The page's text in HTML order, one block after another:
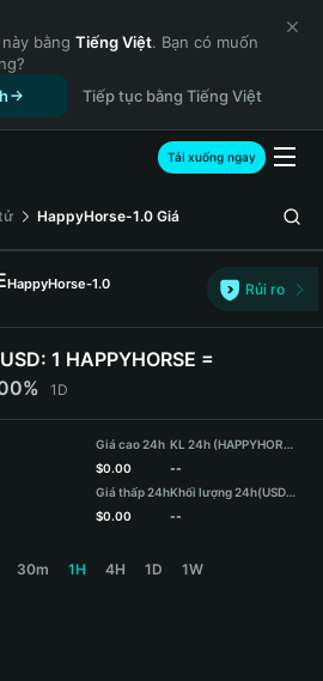
bằng Tiếng Việt. Bạn có muốn
Tiếp tục bằng Tiếng Việt
Tải xuống ngay
HappyHorse-1.0 Giá
HappyHorse-1.0
Rủi ro
1 HAPPYHORSE =
1D
Giá cao 24h
$0.00
Giá thấp 24h
$0.00
KL 24h (HAPPYHORSE)
--
Khối lượng 24h(USDT)
--
30m 1H 4H 1D 1W